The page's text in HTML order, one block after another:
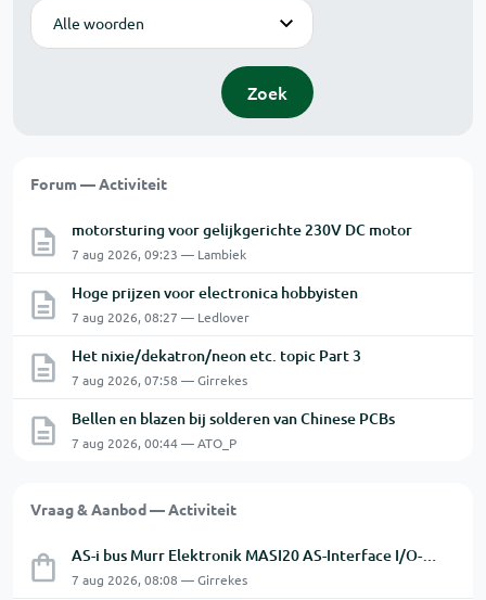
Modus
Zoek
Forum — Activiteit
motorsturing voor gelijkgerichte 230V DC motor
7 aug 2026, 09:23 — Lambiek
Hoge prijzen voor electronica hobbyisten
7 aug 2026, 08:27 — Ledlover
Het nixie/dekatron/neon etc. topic Part 3
7 aug 2026, 07:58 — Girrekes
Bellen en blazen bij solderen van Chinese PCBs
7 aug 2026, 00:44 — ATO_P
Vraag & Aanbod — Activiteit
AS-i bus Murr Elektronik MASI20 AS-Interface I/O-module 56440
7 aug 2026, 08:08 — Girrekes